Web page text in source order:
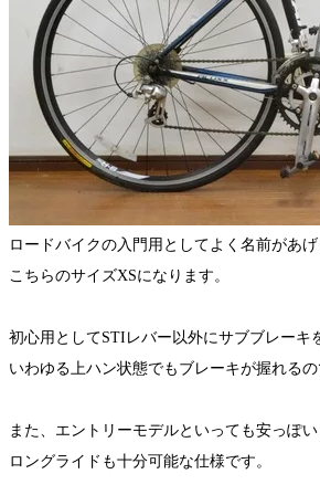
ロードバイクの入門用としてよく名前があ
こちらのサイズXSになります。
初心用としてSTIレバー以外にサブブレーキ
いわゆる上ハン状態でもブレーキが握れるの
また、エントリーモデルといっても安っぽい
ロングライドも十分可能な仕様です。